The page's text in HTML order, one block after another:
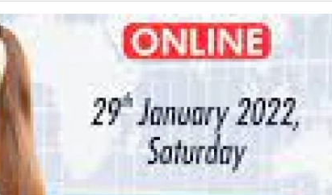
ИСТОРИЈАТ НА ЦКРМ
ИСТОРИЈАТ НА ДВИЖЕЊЕТО
СТРУКТУРА НА ОРГАНИЗАЦИЈАТА